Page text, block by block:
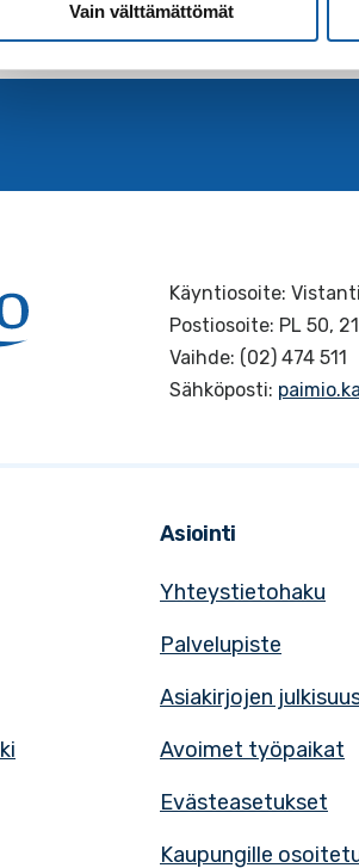
Vain välttämättömät
Käyntiosoite:
Postiosoite: PL 50,
Vaihde: (02) 474 511
Sähköposti:
Asiointi
Yhteystietohaku
Palvelupiste
Asiakirjojen
Avoimet työpaikat
Evästeasetukset
Kaupungille